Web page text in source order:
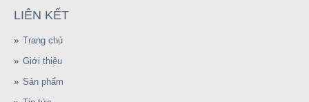
LIÊN KẾT
Trang chủ
Giới thiệu
Sản phẩm